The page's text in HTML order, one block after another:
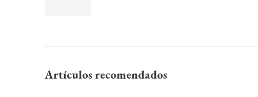
Artículos recomendados